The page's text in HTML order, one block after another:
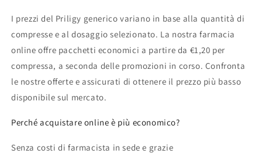
I prezzi del Priligy generico variano in base alla quantità di
compresse e al dosaggio selezionato. La nostra farmacia
online offre pacchetti economici a partire da €1,20 per
compressa, a seconda delle promozioni in corso. Confronta
le nostre offerte e assicurati di ottenere il prezzo più basso
disponibile sul mercato.
Perché acquistare online è più economico?
Senza costi di farmacista in sede e grazie